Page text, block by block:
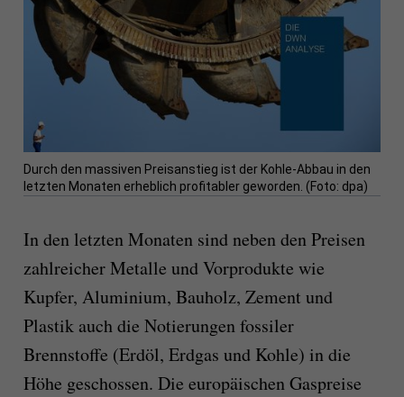
Durch den massiven Preisanstieg ist der Kohle-Abbau in den
letzten Monaten erheblich profitabler geworden. (Foto: dpa)
In den letzten Monaten sind neben den Preisen
zahlreicher Metalle und Vorprodukte wie
Kupfer, Aluminium, Bauholz, Zement und
Plastik auch die Notierungen fossiler
Brennstoffe (Erdöl, Erdgas und Kohle) in die
Höhe geschossen. Die europäischen Gaspreise